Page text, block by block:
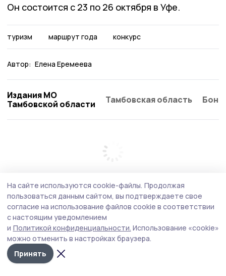
Он состоится с 23 по 26 октября в Уфе.
туризм маршрут года конкурс
Автор: Елена Еремеева
Издания МО
Тамбовской области
Тамбовская область
На сайте используются cookie-файлы. Продолжая
пользоваться данным сайтом, вы подтверждаете свое
согласие на использование файлов cookie в соответствии
с настоящим уведомлением
и Политикой конфиденциальности. Использование «cookie»
можно отменить в настройках браузера.
Принять